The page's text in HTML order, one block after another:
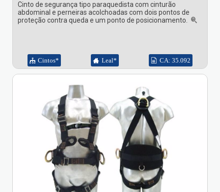
Cinto de segurança tipo paraquedista com cinturão
abdominal e perneiras acolchoadas com dois pontos de
proteção contra queda e um ponto de posicionamento.
Cintos* Leal* CA: 35.092